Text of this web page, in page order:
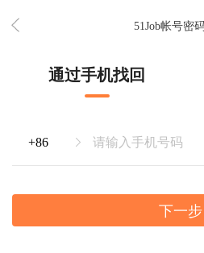
51Job帐号密
通过手机找回
下一步